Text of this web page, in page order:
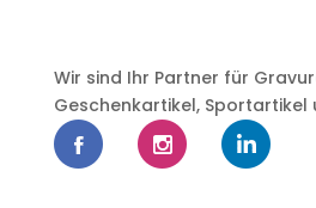
Wir sind Ihr Partner für
Geschenkartikel, Sportartikel